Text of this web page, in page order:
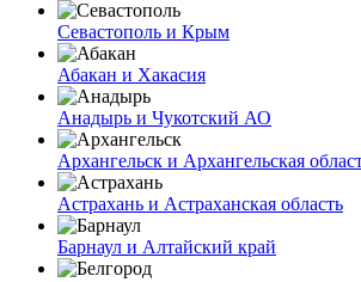
Севастополь и Крым
Абакан и Хакасия
Анадырь и Чукотский АО
Архангельск и Архангельская
Астрахань и Астраханская область
Барнаул и Алтайский край